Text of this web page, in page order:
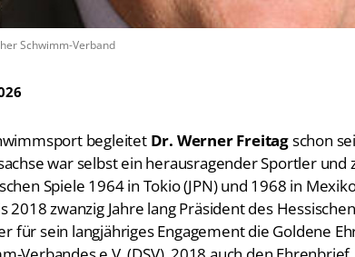
Schwimm-Verband
begleitet Dr. Werner Freitagschon
war selbst ein herausragender Sportler
Spiele 1964 in Tokio (JPN) und 1968 in
2018 zwanzig Jahre lang Präsident des
für sein langjähriges Engagement die Goldene